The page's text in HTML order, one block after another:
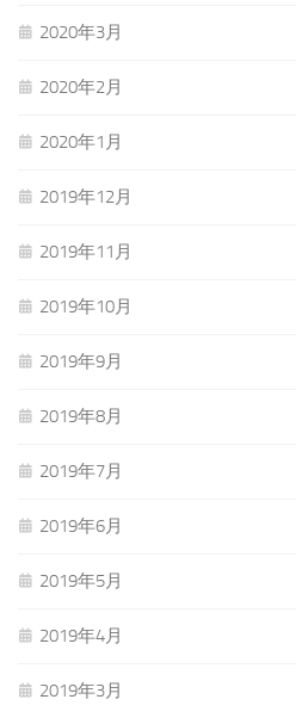
2020年3月
2020年2月
2020年1月
2019年12月
2019年11月
2019年10月
2019年9月
2019年8月
2019年7月
2019年6月
2019年5月
2019年4月
2019年3月